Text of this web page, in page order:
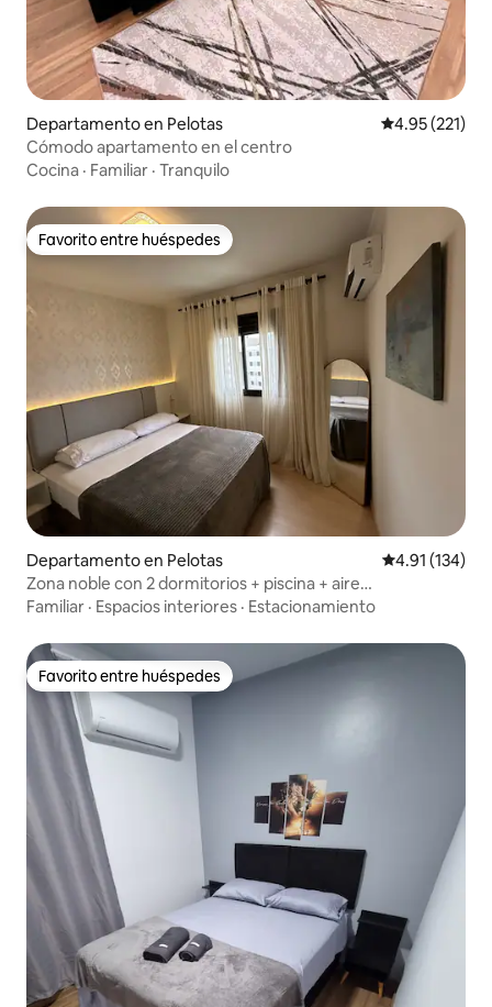
Departamento en Pelotas Calificación
4.95 (221)
Cómodo apartamento en el centro
Cocina · Familiar · Tranquilo
Favorito entre huéspedes
Favorito entre huéspedes
Departamento en Pelotas Calificación
4.91 (134)
Zona noble con 2 dormitorios + piscina + aire
acondicionado + parrilla
Familiar · Espacios interiores · Estacionamiento
Favorito entre huéspedes
Favorito entre huéspedes